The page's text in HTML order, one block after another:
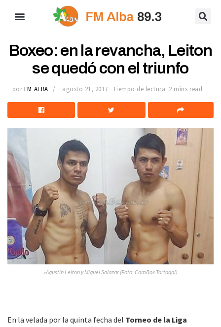
Boxeo: en la revancha, Leiton
se quedó con el triunfo
por FM ALBA agosto 21, 2017 Tiempo de lectura: 2 mins read
»Agustín Leiton y Miguel Salazar (Foto: ComBox Tartagal)
En la velada por la quinta fecha del Torneo de la Liga